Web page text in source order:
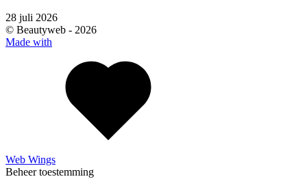
28 juli 2026
© Beautyweb - 2026
Made with
Web Wings
Beheer toestemming